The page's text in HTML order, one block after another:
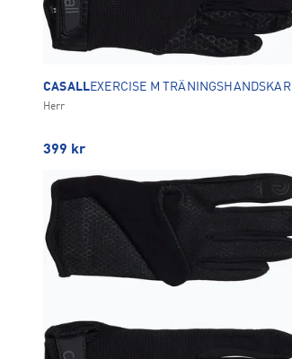
CASALLEXERCISE M TRÄNINGSHANDSKAR
Herr
399 kr